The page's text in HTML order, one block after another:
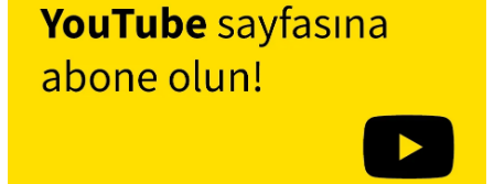
Etkinlikler